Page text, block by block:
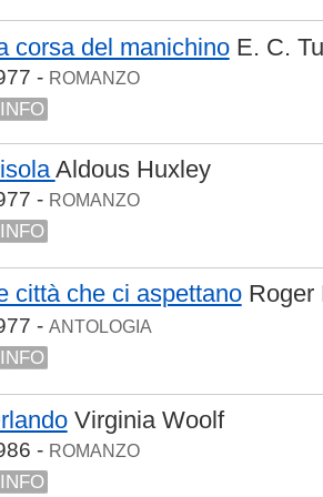
corsa del manichino E. C.
- ROMANZO
INFO
Aldous Huxley
- ROMANZO
INFO
città che ci aspettano
- ANTOLOGIA
INFO
Virginia Woolf
- ROMANZO
INFO